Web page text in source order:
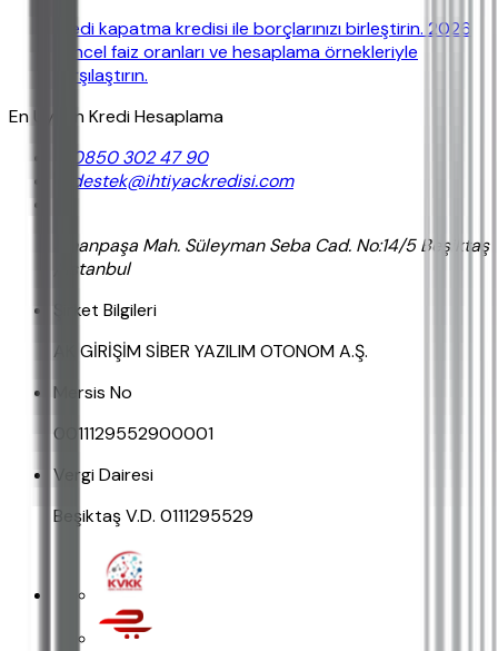
Kredi kapatma kredisi ile borçlarınızı birleştirin. 2026
güncel faiz oranları ve hesaplama örnekleriyle
karşılaştırın.
En Uygun Kredi Hesaplama
0850 302 47 90
destek@ihtiyackredisi.com
Sinanpaşa Mah. Süleyman Seba Cad. No:14/5 Beşiktaş
/ İstanbul
Şirket Bilgileri
AK GİRİŞİM SİBER YAZILIM OTONOM A.Ş.
Mersis No
0011129552900001
Vergi Dairesi
Beşiktaş V.D. 0111295529